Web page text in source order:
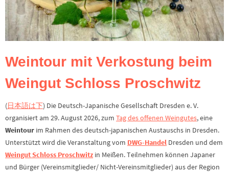
Weintour mit Verkostung beim
Weingut Schloss Proschwitz
(日本語は下) Die Deutsch-Japanische Gesellschaft Dresden e. V.
organisiert am 29. August 2026, zum Tag des offenen Weingutes, eine
Weintour im Rahmen des deutsch-japanischen Austauschs in Dresden.
Unterstützt wird die Veranstaltung vom DWG-Handel Dresden und dem
Weingut Schloss Proschwitz in Meißen. Teilnehmen können Japaner
und Bürger (Vereinsmitglieder/ Nicht-Vereinsmitglieder) aus der Region